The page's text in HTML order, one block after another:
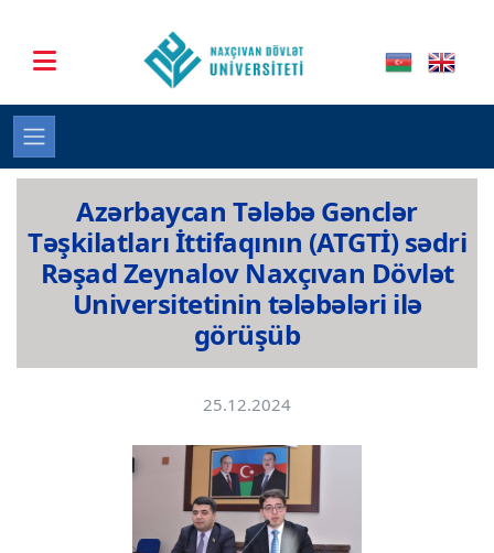
Azərbaycan Tələbə Gənclər
Təşkilatları İttifaqının (ATGTİ) sədri
Rəşad Zeynalov Naxçıvan Dövlət
Universitetinin tələbələri ilə
görüşüb
25.12.2024